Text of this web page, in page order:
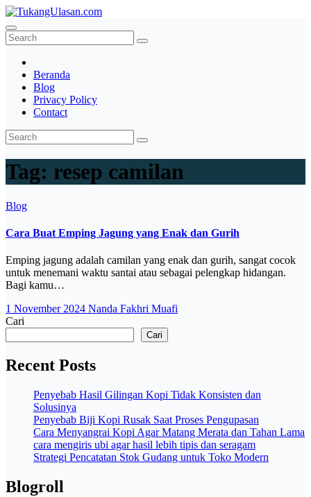
Skip
to
content
TukangUlasan.com
Baca Aja Dulu!
Beranda
Blog
Privacy Policy
Contact
Tag: resep camilan
Blog
Cara Buat Emping Jagung yang Enak dan Gurih
Emping jagung adalah camilan yang enak dan gurih, sangat cocok
untuk menemani waktu santai atau sebagai pelengkap hidangan.
Bagi kamu…
1 November 2024 Nanda Fakhri Muafi
Cari
Cari
Recent Posts
Penyebab Hasil Gilingan Kopi Tidak Konsisten dan
Solusinya
Penyebab Biji Kopi Rusak Saat Proses Pengupasan
Cara Menyangrai Kopi Agar Matang Merata dan Tahan Lama
cara mengiris ubi agar hasil lebih tipis dan seragam
Strategi Pencatatan Stok Gudang untuk Toko Modern
Blogroll